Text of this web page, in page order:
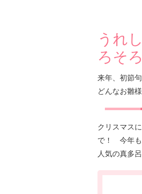
うれ
ろそ
来年、初節
どんなお雛
クリスマス
で！ 今年も
人気の真多